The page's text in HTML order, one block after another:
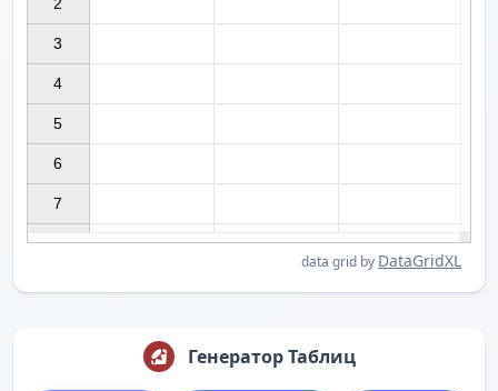
data grid by DataGridXL
3
4
5
6
7
Генератор Таблиц